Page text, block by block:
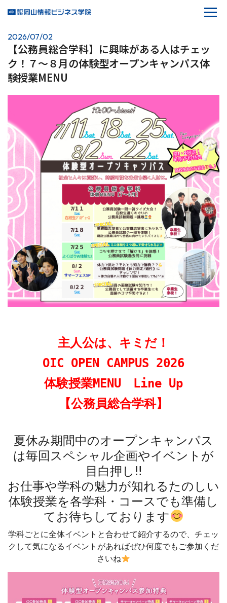
2026/07/02
【公務員総合学科】に興味がある人はチェッ
ク！７～８月の体験型オープンキャンパス体
験授業MENU
主人公は、キミだ！
OIC OPEN CAMPUS 2026
体験授業MENU Line Up
【公務員総合学科】
夏休み期間中のオープンキャンパス
は毎回スペシャル企画やイベントが
目白押し‼
お仕事や学科の魅力が知れるたのしい
体験授業を各学科・コースでも準備し
てお待ちしております
学科ごとに全体イベントと合わせて紹介するので、チェッ
クして気になるイベントがあればぜひ何度でもご参加くだ
さいね